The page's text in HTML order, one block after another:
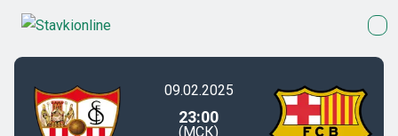
09.02.2025
23:00
(МСК)